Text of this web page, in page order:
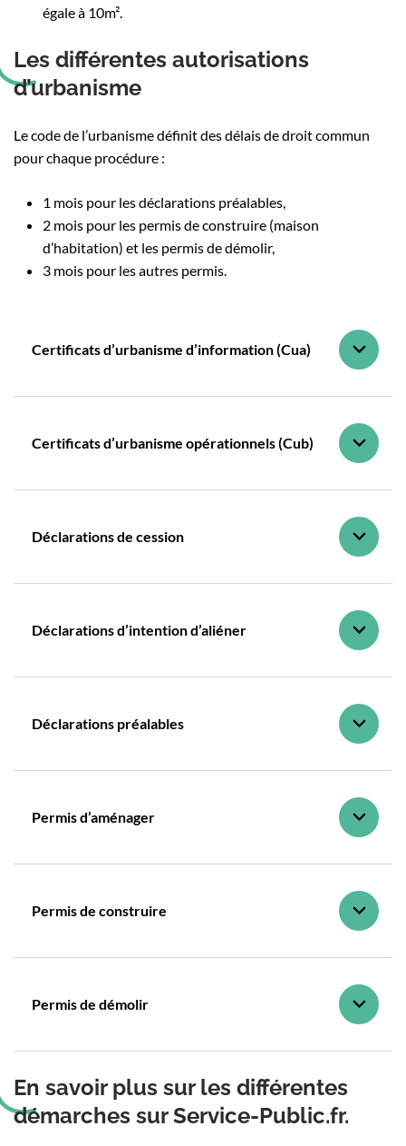
égale à 10m².
Les différentes autorisations
d’urbanisme
Le code de l’urbanisme définit des délais de droit commun
pour chaque procédure :
1 mois pour les déclarations préalables,
2 mois pour les permis de construire (maison
d’habitation) et les permis de démolir,
3 mois pour les autres permis.
Certificats d’urbanisme d’information (Cua)
Certificats d’urbanisme opérationnels (Cub)
Déclarations de cession
Déclarations d’intention d’aliéner
Déclarations préalables
Permis d’aménager
Permis de construire
Permis de démolir
En savoir plus sur les différentes
démarches sur Service-Public.fr.